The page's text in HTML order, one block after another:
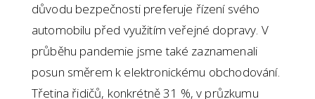
důvodu bezpečnosti preferuje řízení svého
automobilu před využitím veřejné dopravy. V
průběhu pandemie jsme také zaznamenali
posun směrem k elektronickému obchodování.
Třetina řidičů, konkrétně 31 %, v průzkumu